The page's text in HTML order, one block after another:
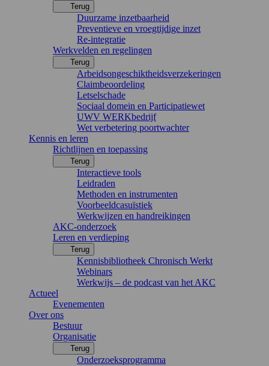
Terug
Duurzame inzetbaarheid
Preventieve en vroegtijdige inzet
Re-integratie
Werkvelden en regelingen
Terug
Arbeidsongeschiktheidsverzekeringen
Claimbeoordeling
Letselschade
Sociaal domein en Participatiewet
UWV WERKbedrijf
Wet verbetering poortwachter
Kennis en leren
Richtlijnen en toepassing
Terug
Interactieve tools
Leidraden
Methoden en instrumenten
Voorbeeldcasuïstiek
Werkwijzen en handreikingen
AKC-onderzoek
Leren en verdieping
Terug
Kennisbibliotheek Chronisch Werkt
Webinars
Werkwijs – de podcast van het AKC
Actueel
Evenementen
Over ons
Bestuur
Organisatie
Terug
Onderzoeksprogramma